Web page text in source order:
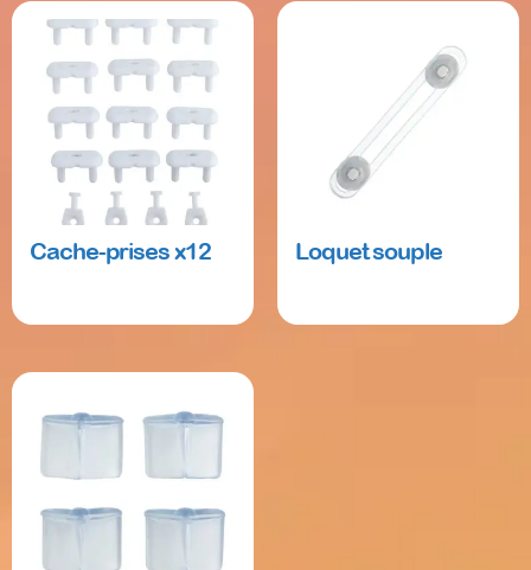
Cache-prises x12 Loquet souple